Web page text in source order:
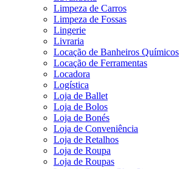
Limpeza de Carros
Limpeza de Fossas
Lingerie
Livraria
Locação de Banheiros Químicos
Locação de Ferramentas
Locadora
Logística
Loja de Ballet
Loja de Bolos
Loja de Bonés
Loja de Conveniência
Loja de Retalhos
Loja de Roupa
Loja de Roupas